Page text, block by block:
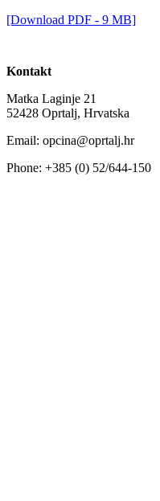
[Download PDF - 9 MB]
Kontakt
Matka Laginje 21
52428 Oprtalj, Hrvatska
Email: opcina@oprtalj.hr
Phone: +385 (0) 52/644-150